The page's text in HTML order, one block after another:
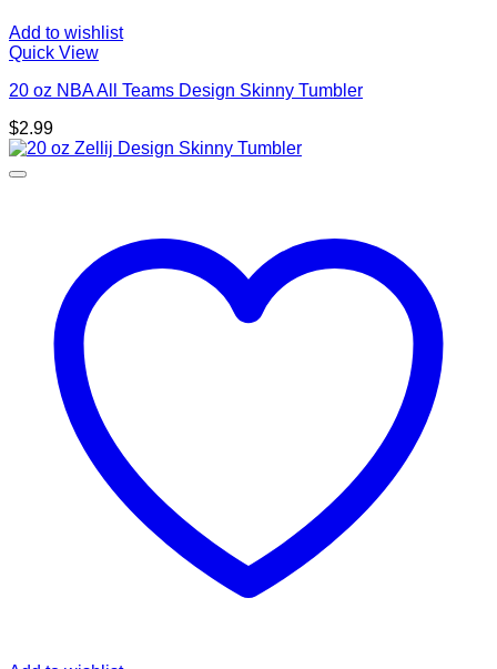
Add to wishlist
Quick View
20 oz NBA All Teams Design Skinny Tumbler
$2.99